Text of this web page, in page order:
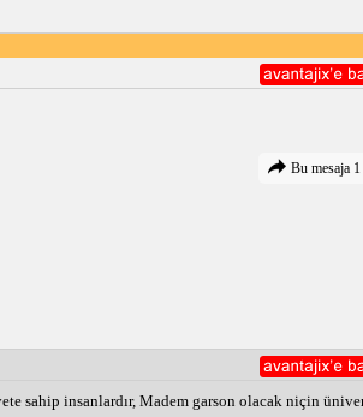
Bu mesaja
sahip insanlardır, Madem garson olacak niçin